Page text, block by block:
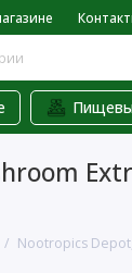
Nootropics